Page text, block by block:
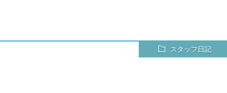
スタッフ日記